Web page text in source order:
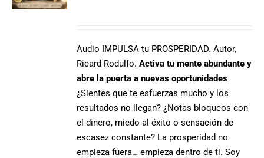
Audio IMPULSA tu PROSPERIDAD. Autor,
Ricard Rodulfo.Activa tu mente abundante y
abre la puerta a nuevas oportunidades
¿Sientes que te esfuerzas mucho y los
resultados no llegan? ¿Notas bloqueos con
el dinero, miedo al éxito o sensación de
escasez constante? La prosperidad no
empieza fuera… empieza dentro de ti. Soy